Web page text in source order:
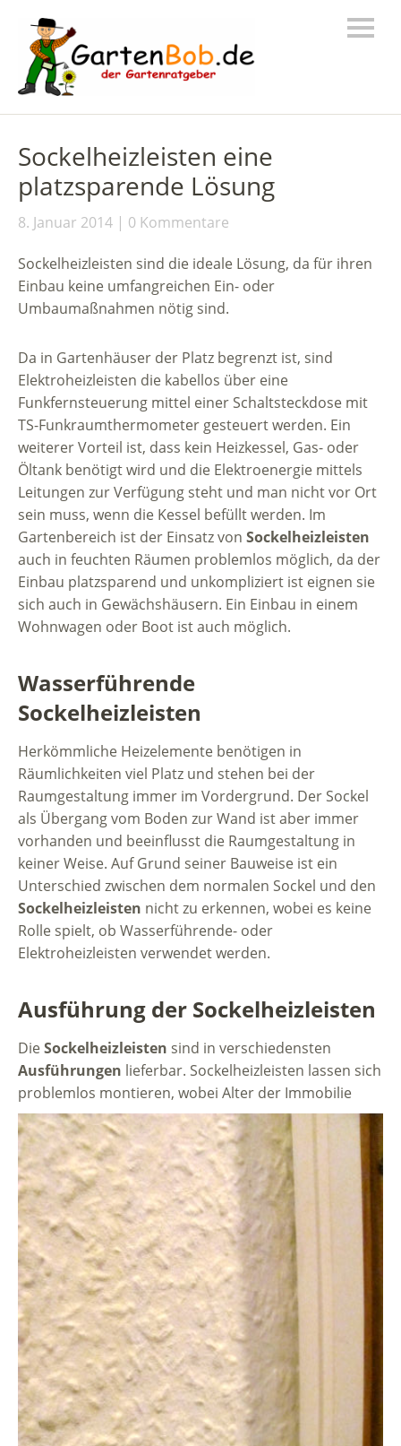
Sockelheizleisten eine
platzsparende Lösung
8. Januar 2014 0 Kommentare
Sockelheizleisten sind die ideale Lösung, da für ihren
Einbau keine umfangreichen Ein- oder
Umbaumaßnahmen nötig sind.
Da in Gartenhäuser der Platz begrenzt ist, sind
Elektroheizleisten die kabellos über eine
Funkfernsteuerung mittel einer Schaltsteckdose mit
TS-Funkraumthermometer gesteuert werden. Ein
weiterer Vorteil ist, dass kein Heizkessel, Gas- oder
Öltank benötigt wird und die Elektroenergie mittels
Leitungen zur Verfügung steht und man nicht vor Ort
sein muss, wenn die Kessel befüllt werden. Im
Gartenbereich ist der Einsatz von Sockelheizleisten
auch in feuchten Räumen problemlos möglich, da der
Einbau platzsparend und unkompliziert ist eignen sie
sich auch in Gewächshäusern. Ein Einbau in einem
Wohnwagen oder Boot ist auch möglich.
Wasserführende
Sockelheizleisten
Herkömmliche Heizelemente benötigen in
Räumlichkeiten viel Platz und stehen bei der
Raumgestaltung immer im Vordergrund. Der Sockel
als Übergang vom Boden zur Wand ist aber immer
vorhanden und beeinflusst die Raumgestaltung in
keiner Weise. Auf Grund seiner Bauweise ist ein
Unterschied zwischen dem normalen Sockel und den
Sockelheizleisten nicht zu erkennen, wobei es keine
Rolle spielt, ob Wasserführende- oder
Elektroheizleisten verwendet werden.
Ausführung der Sockelheizleisten
DieSockelheizleisten sind in verschiedensten
Ausführungen lieferbar. Sockelheizleisten lassen sich
problemlos montieren, wobei Alter der Immobilie